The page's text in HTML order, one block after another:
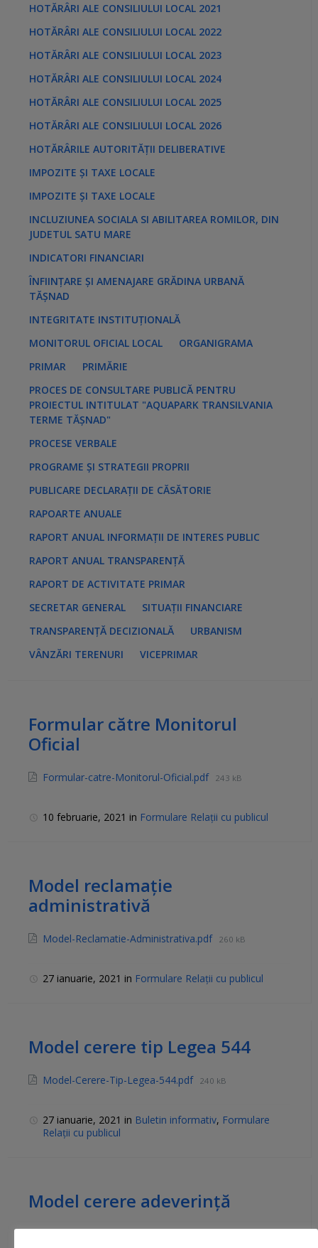
HOTĂRÂRI ALE CONSILIULUI LOCAL 2021
HOTĂRÂRI ALE CONSILIULUI LOCAL 2022
HOTĂRÂRI ALE CONSILIULUI LOCAL 2023
HOTĂRÂRI ALE CONSILIULUI LOCAL 2024
HOTĂRÂRI ALE CONSILIULUI LOCAL 2025
HOTĂRÂRI ALE CONSILIULUI LOCAL 2026
HOTĂRÂRILE AUTORITĂȚII DELIBERATIVE
IMPOZITE ȘI TAXE LOCALE
IMPOZITE ȘI TAXE LOCALE
INCLUZIUNEA SOCIALA SI ABILITAREA ROMILOR, DIN
JUDETUL SATU MARE
INDICATORI FINANCIARI
ÎNFIINȚARE ȘI AMENAJARE GRĂDINA URBANĂ
TĂȘNAD
INTEGRITATE INSTITUȚIONALĂ
MONITORUL OFICIAL LOCAL
ORGANIGRAMA
PRIMAR
PRIMĂRIE
PROCES DE CONSULTARE PUBLICĂ PENTRU
PROIECTUL INTITULAT "AQUAPARK TRANSILVANIA
TERME TĂȘNAD"
PROCESE VERBALE
PROGRAME ȘI STRATEGII PROPRII
PUBLICARE DECLARAȚII DE CĂSĂTORIE
RAPOARTE ANUALE
RAPORT ANUAL INFORMAȚII DE INTERES PUBLIC
RAPORT ANUAL TRANSPARENȚĂ
RAPORT DE ACTIVITATE PRIMAR
SECRETAR GENERAL
SITUAȚII FINANCIARE
TRANSPARENȚĂ DECIZIONALĂ
URBANISM
VÂNZĂRI TERENURI
VICEPRIMAR
Formular către Monitorul
Oficial
Formular-catre-Monitorul-Oficial.pdf 243 kB
10 februarie, 2021 in Formulare Relații cu publicul
Model reclamație
administrativă
Model-Reclamatie-Administrativa.pdf 260 kB
27 ianuarie, 2021 in Formulare Relații cu publicul
Model cerere tip Legea 544
Model-Cerere-Tip-Legea-544.pdf 240 kB
27 ianuarie, 2021 in Buletin informativ, Formulare
Relații cu publicul
Model cerere adeverință